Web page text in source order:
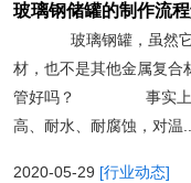
玻璃钢储罐的制作流
玻璃钢罐，虽然它
材，也不是其他金属复合
管好吗？ 事实上，结
高、耐水、耐腐蚀，对温
2020-05-29 [行业动态]